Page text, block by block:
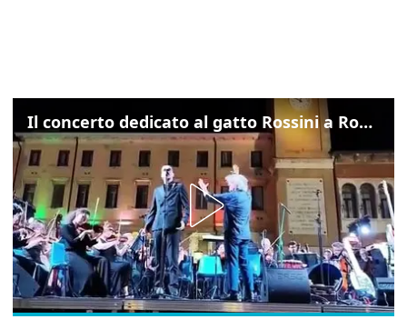
Il concerto dedicato al gatto Rossini a Rovigo: ecco un estratto